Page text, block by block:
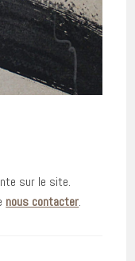
sur le site.
nous contacter.